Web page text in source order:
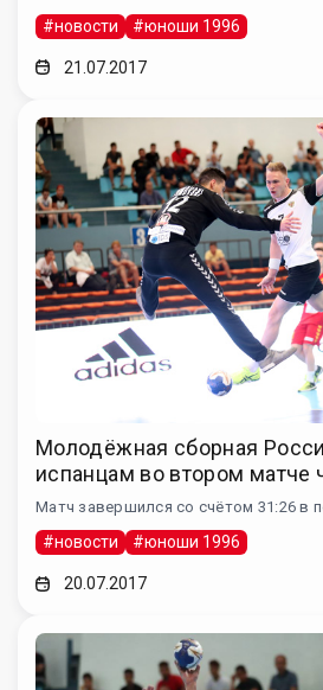
#новости #юноши 1996
21.07.2017
Молодёжная сборная
испанцам во втором матче
Матч завершился со счётом 31:26 в
#новости #юноши 1996
20.07.2017